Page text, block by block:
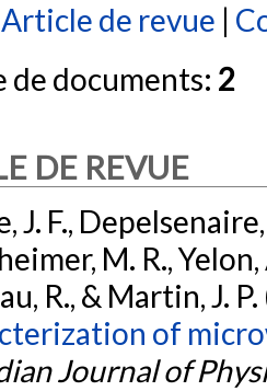
Article de revue |
de documents: 2
DE REVUE
J. F.,
M. R., Yelon,
R., & Martin, J.
of
Journal of